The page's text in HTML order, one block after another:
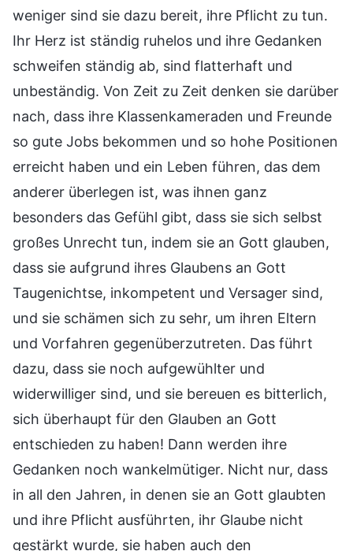
weniger sind sie dazu bereit, ihre Pflicht zu tun.
Ihr Herz ist ständig ruhelos und ihre Gedanken
schweifen ständig ab, sind flatterhaft und
unbeständig. Von Zeit zu Zeit denken sie darüber
nach, dass ihre Klassenkameraden und Freunde
so gute Jobs bekommen und so hohe Positionen
erreicht haben und ein Leben führen, das dem
anderer überlegen ist, was ihnen ganz
besonders das Gefühl gibt, dass sie sich selbst
großes Unrecht tun, indem sie an Gott glauben,
dass sie aufgrund ihres Glaubens an Gott
Taugenichtse, inkompetent und Versager sind,
und sie schämen sich zu sehr, um ihren Eltern
und Vorfahren gegenüberzutreten. Das führt
dazu, dass sie noch aufgewühlter und
widerwilliger sind, und sie bereuen es bitterlich,
sich überhaupt für den Glauben an Gott
entschieden zu haben! Dann werden ihre
Gedanken noch wankelmütiger. Nicht nur, dass
in all den Jahren, in denen sie an Gott glaubten
und ihre Pflicht ausführten, ihr Glaube nicht
gestärkt wurde, sie haben auch den